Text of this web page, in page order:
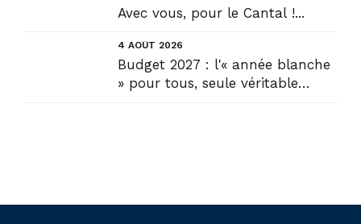
Avec vous, pour le Cantal !...
4 AOÛT 2026
Budget 2027 : l'« année blanche
» pour tous, seule véritable